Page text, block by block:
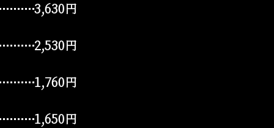
3,630円
2,530円
1,760円
1,650円